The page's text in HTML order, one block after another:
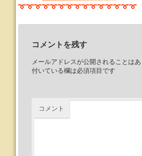
コメントを残す
メールアドレスが公開されることはあ
付いている欄は必須項目です
コメント